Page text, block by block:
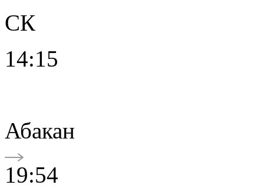
СК
14:15
Абакан
19:54